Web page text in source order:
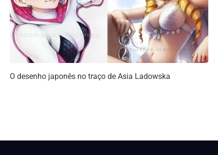
O desenho japonês no traço de Asia Ladowska